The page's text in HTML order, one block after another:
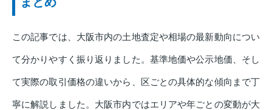
この記事では、大阪市内の土地査定や相場の最新動向につい
て分かりやすく振り返りました。基準地価や公示地価、そし
て実際の取引価格の違いから、区ごとの具体的な傾向まで丁
寧に解説しました。大阪市内ではエリアや年ごとの変動が大